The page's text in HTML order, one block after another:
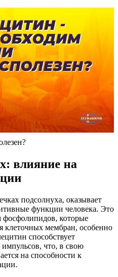
влияние на
подсолнуха, оказывает
функции человека. Это
фосфолипидов, которые
клеточных мембран, особенно
способствует
что, в свою
на способности к